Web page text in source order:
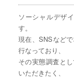
ソーシャルデザ
す。
現在、SNSなど
行なっており、
その実態調査と
いただきたく、